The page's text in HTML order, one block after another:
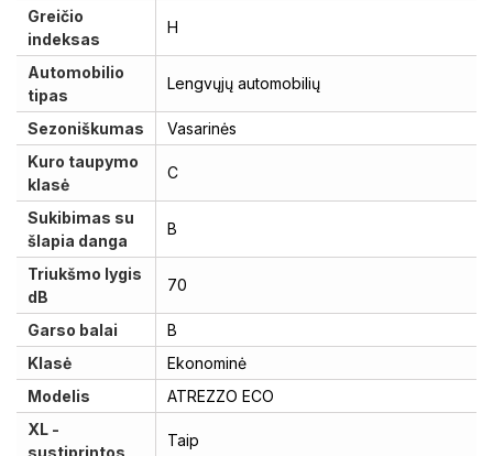
Greičio
indeksas
H
Automobilio
tipas
Lengvųjų automobilių
Sezoniškumas
Vasarinės
Kuro taupymo
klasė
C
Sukibimas su
šlapia danga
B
Triukšmo lygis
dB
70
Garso balai
B
Klasė
Ekonominė
Modelis
ATREZZO ECO
XL -
sustiprintos
Taip